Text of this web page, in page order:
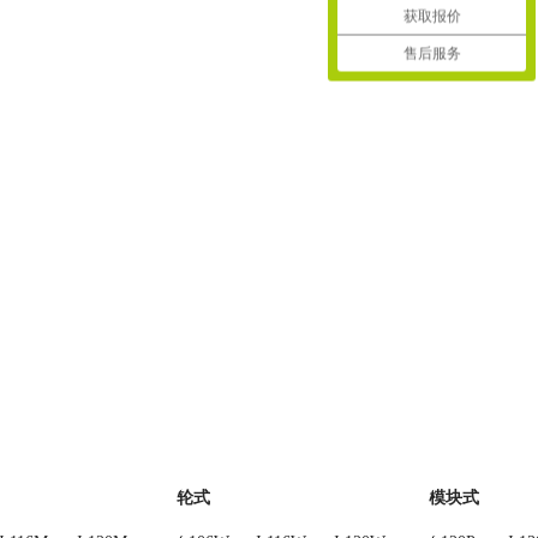
轮式 模块式
获取报价
售后服务